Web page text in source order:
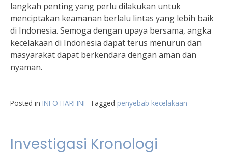
langkah penting yang perlu dilakukan untuk
menciptakan keamanan berlalu lintas yang lebih baik
di Indonesia. Semoga dengan upaya bersama, angka
kecelakaan di Indonesia dapat terus menurun dan
masyarakat dapat berkendara dengan aman dan
nyaman.
Posted in INFO HARI INI Tagged penyebab kecelakaan
Investigasi Kronologi